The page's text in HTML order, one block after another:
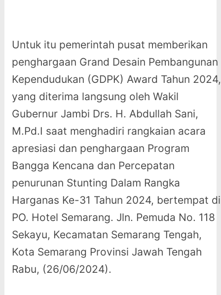
Untuk itu pemerintah pusat memberikan
penghargaan Grand Desain Pembangunan
Kependudukan (GDPK) Award Tahun 2024,
yang diterima langsung oleh Wakil
Gubernur Jambi Drs. H. Abdullah Sani,
M.Pd.I saat menghadiri rangkaian acara
apresiasi dan penghargaan Program
Bangga Kencana dan Percepatan
penurunan Stunting Dalam Rangka
Harganas Ke-31 Tahun 2024, bertempat di
PO. Hotel Semarang. Jln. Pemuda No. 118
Sekayu, Kecamatan Semarang Tengah,
Kota Semarang Provinsi Jawah Tengah
Rabu, (26/06/2024).